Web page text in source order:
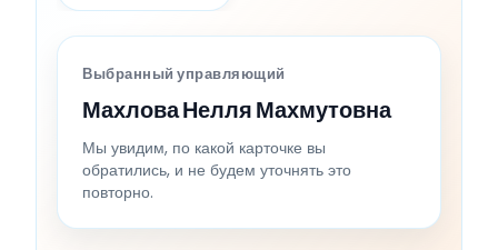
Выбранный управляющий
Махлова Нелля Махмутовна
Мы увидим, по какой карточке вы
обратились, и не будем уточнять это
повторно.